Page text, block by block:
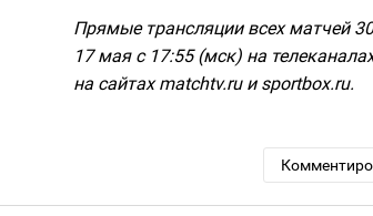
Прямые трансляции всех матчей
17 мая с 17:55 (мск) на
на сайтах matchtv.ru и sportbox.ru.